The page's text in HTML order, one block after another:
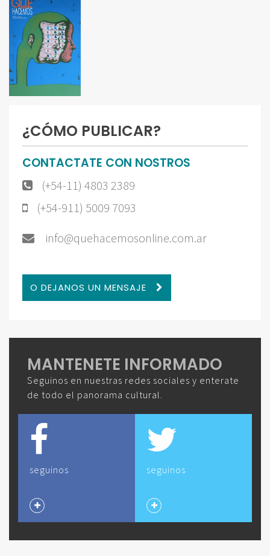
¿CÓMO PUBLICAR?
CONTACTATE CON NOSTROS
(+54-11) 4803 2389
(+54-911) 5009 7093
info@quehacemosonline.com.ar
O DEJANOS UN MENSAJE
MANTENETE INFORMADO
Seguinos en nuestras redes sociales y enterate
de todo el panorama cultural.
seguinos seguinos